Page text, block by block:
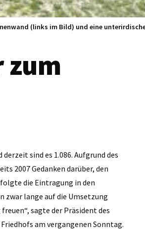
(links im Bild) und eine
zum
sind es 1.086. Aufgrund des
2007 Gedanken darüber, den
die Eintragung in den
zwar lange auf die Umsetzung
sagte der Präsident des
am vergangenen Sonntag.